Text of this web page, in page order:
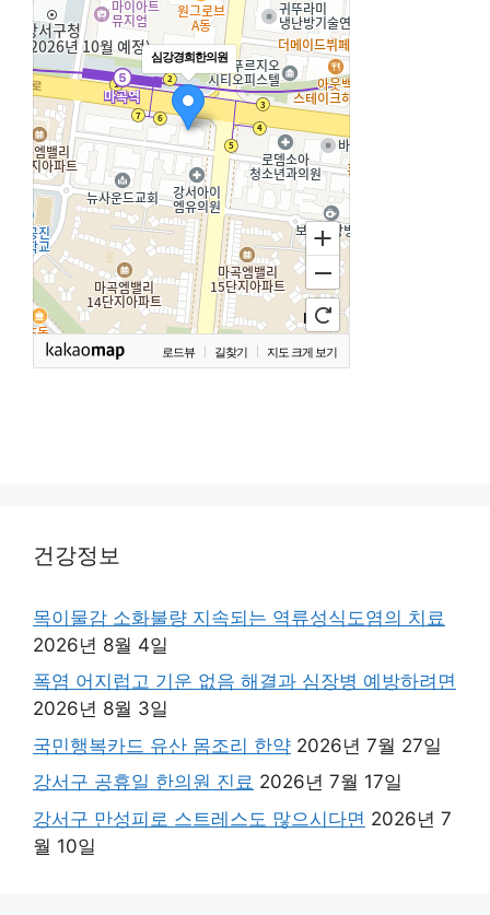
심강경희한의원
로드뷰 길찾기 지도 크게 보기
건강정보
목이물감 소화불량 지속되는 역류성식도염의 치료
2026년 8월 4일
폭염 어지럽고 기운 없음 해결과 심장병 예방하려면
2026년 8월 3일
국민행복카드 유산 몸조리 한약 2026년 7월 27일
강서구 공휴일 한의원 진료 2026년 7월 17일
강서구 만성피로 스트레스도 많으시다면 2026년 7
월 10일